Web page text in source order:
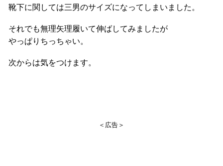
靴下に関しては三男のサイズになってしまいました。
それでも無理矢理履いて伸ばしてみましたが
やっぱりちっちゃい。
次からは気をつけます。
＜広告＞